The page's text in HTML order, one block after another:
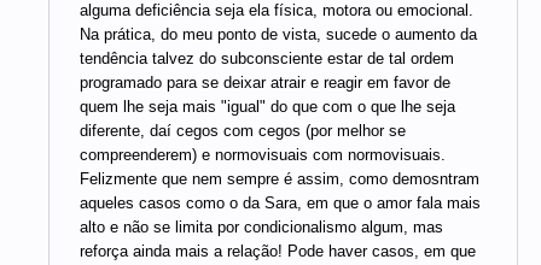
alguma deficiência seja ela física, motora ou emocional.
Na prática, do meu ponto de vista, sucede o aumento da
tendência talvez do subconsciente estar de tal ordem
programado para se deixar atrair e reagir em favor de
quem lhe seja mais "igual" do que com o que lhe seja
diferente, daí cegos com cegos (por melhor se
compreenderem) e normovisuais com normovisuais.
Felizmente que nem sempre é assim, como demosntram
aqueles casos como o da Sara, em que o amor fala mais
alto e não se limita por condicionalismo algum, mas
reforça ainda mais a relação! Pode haver casos, em que